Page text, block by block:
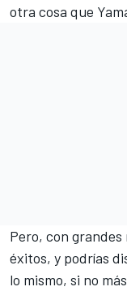
otra cosa que
Pero, con grandes
éxitos, y podrías
lo mismo, si no